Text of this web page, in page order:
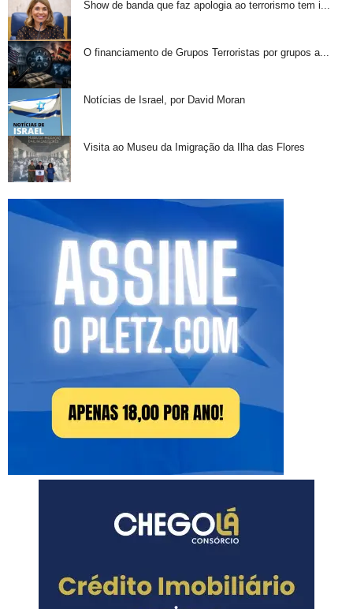
Show de banda que faz apologia ao terrorismo tem i...
O financiamento de Grupos Terroristas por grupos a...
Notícias de Israel, por David Moran
Visita ao Museu da Imigração da Ilha das Flores